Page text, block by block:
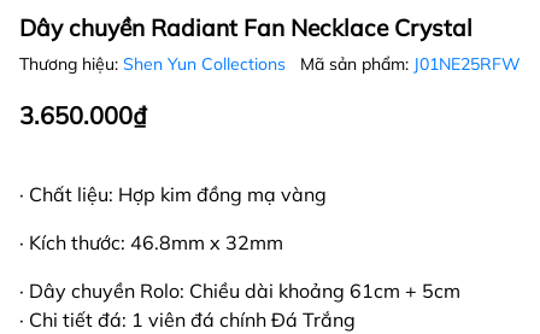
Dây chuyền Radiant Fan Necklace Crystal
Thương hiệu: Shen Yun Collections Mã sản phẩm: J01NE25RFW
3.650.000₫
· Chất liệu: Hợp kim đồng mạ vàng
· Kích thước: 46.8mm x 32mm
· Dây chuyền Rolo: Chiều dài khoảng 61cm + 5cm
· Chi tiết đá: 1 viên đá chính Đá Trắng